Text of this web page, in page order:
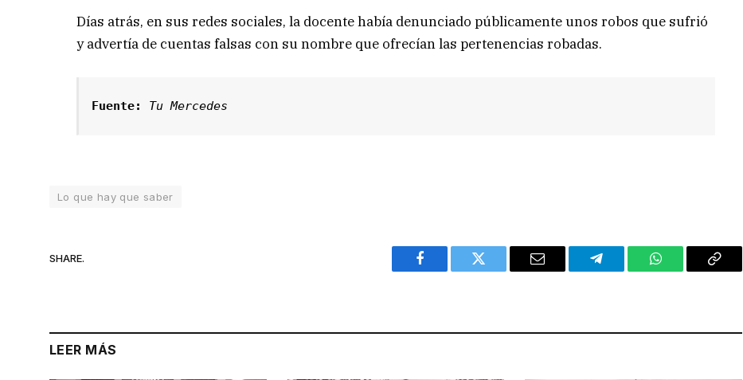
Días atrás, en sus redes sociales, la docente había denunciado públicamente unos robos que sufrió
y advertía de cuentas falsas con su nombre que ofrecían las pertenencias robadas.
Fuente: Tu Mercedes
Lo que hay que saber
SHARE.
Facebook Twitter Email Telegram WhatsAppCopy
LEER MÁS